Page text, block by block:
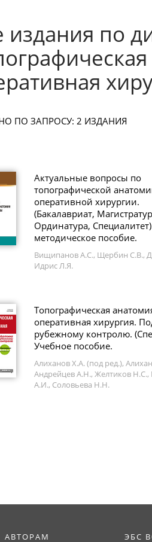
издания по
ПО ЗАПРОСУ: 2 ИЗДАНИЯ
Актуальные вопросы по
топографической
оперативной хирургии.
(Бакалавриат,
Ординатура,
методическое пособие.
Вищипанов А.С., Щербин С.В.,
Идрис Л.Я.
Топографическая
оперативная хирургия.
рубежному контролю.
Учебное пособие.
Алиханов Х.А. (под ред.),
Андрейцев А.Н., Желтиков Н.С.,
А.И., Соловьева Н.Н.
АВТОРАМ ЭБС